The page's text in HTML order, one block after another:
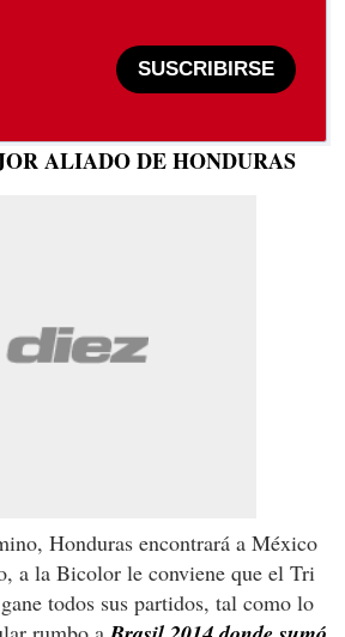
SUSCRIBIRSE
ALIADO DE HONDURAS
Honduras encontrará a México
a la Bicolor le conviene que el Tri
todos sus partidos, tal como lo